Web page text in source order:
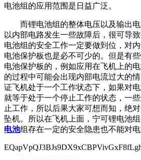
电池组的应用范围是日益广泛。
而锂电池组的整体电压以及输出
以内部电路发生一些故障后，很可导
电池组的安全工作一定要做到位，对
电池保护板也是必不可少的。但是有
电池保护板的，例如应用在飞机上的
的过程中可能会出现内部电流过大的
证飞机处于一个工作状态下，如果对
就等于处于一个停止工作的状态，一
止工作，所以后果大家可想而知，绝
坠机。所以在飞机上面，宁可锂电池组
电池组存在一定的安全隐患也不能对电